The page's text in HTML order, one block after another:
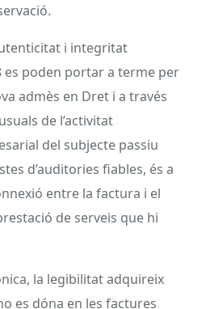
i integritat
es poden portar a terme per
admès en Dret i a través
de l’activitat
del subjecte passiu
d’auditories fiables, és a
entre la factura i el
de serveis que hi
la legibilitat adquireix
es dóna en les factures